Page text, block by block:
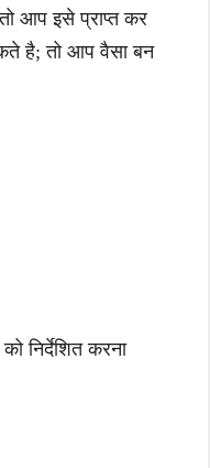
आप इसे प्राप्त कर
है; तो आप वैसा बन
निर्देशित करना